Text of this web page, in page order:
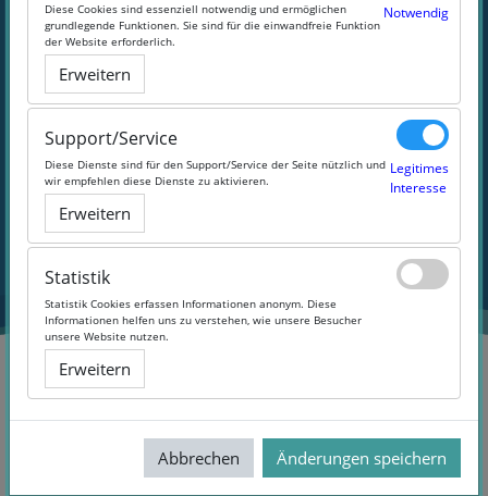
#Informatik #IT-Recht
OWI Topic 3
Diese Cookies sind essenziell notwendig und ermöglichen
grundlegende Funktionen. Sie sind für die einwandfreie Funktion
der Website erforderlich.
Notwendig
Erweitern
Support/Service
Diese Dienste sind für den Support/Service der Seite nützlich und
wir empfehlen diese Dienste zu aktivieren.
Legitimes
Interesse
Erweitern
Statistik
Statistik Cookies erfassen Informationen anonym. Diese
Informationen helfen uns zu verstehen, wie unsere Besucher
unsere Website nutzen.
Erweitern
Abbrechen Änderungen speichern
Diese Cookies sind essenziell notwendig und ermöglichen
grundlegende Funktionen. Sie sind für die einwandfreie Funktion
der Website erforderlich.
Notwendig
Erweitern
Support/Service
Diese Dienste sind für den Support/Service der Seite nützlich und
wir empfehlen diese Dienste zu aktivieren.
Legitimes
Interesse
Erweitern
Statistik
Statistik Cookies erfassen Informationen anonym. Diese
Informationen helfen uns zu verstehen, wie unsere Besucher
unsere Website nutzen.
Erweitern
Abbrechen Änderungen speichern